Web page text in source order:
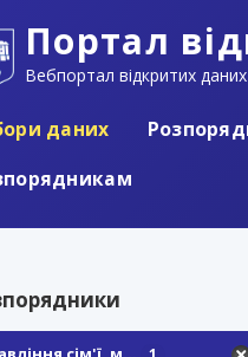
Портал
Вебпортал відкритих
даних